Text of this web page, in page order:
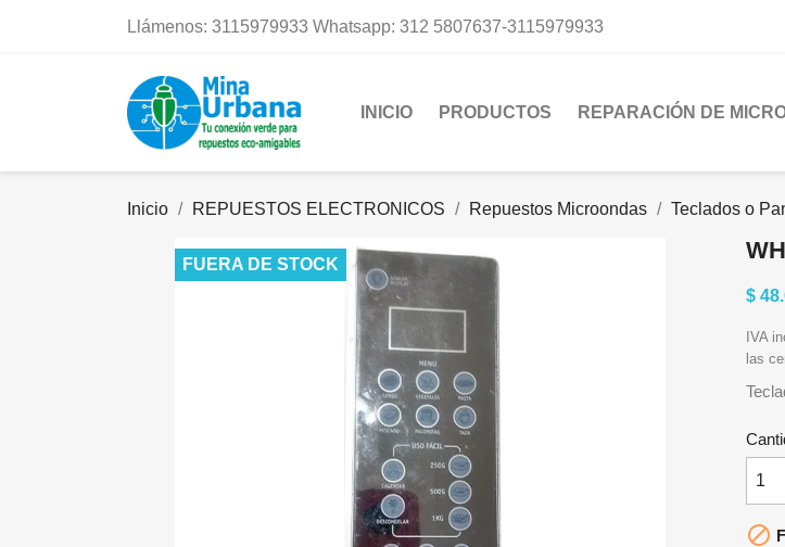
Llámenos: 3115979933 Whatsapp: 312 5807637-3115979933
INICIO PRODUCTOS REPARACIÓN DE
Inicio REPUESTOS ELECTRONICOS Repuestos Microondas Teclados o
FUERA DE STOCK
$
IVA
las
